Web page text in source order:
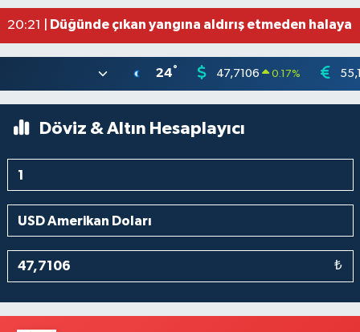
20:21 |
Düğünde çıkan yangına aldırış etmeden
24° 47,7106 0.17%
Döviz & Altın Hesaplayıcı
₺